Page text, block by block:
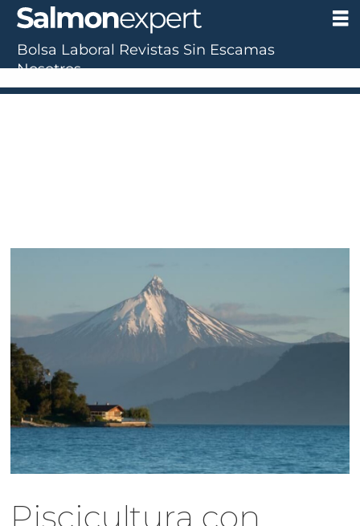
Piscicultura con
Bolsa Laboral Revistas Sin Escamas
Nosotros